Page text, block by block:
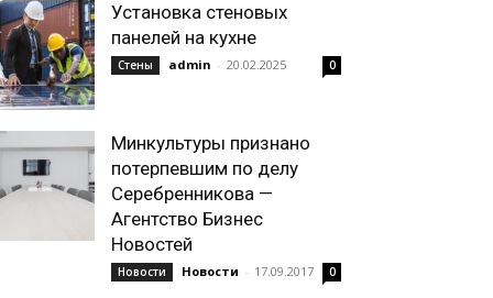
Установка стеновых
панелей на кухне
Стены admin - 20.02.2025 0
Минкультуры признано
потерпевшим по делу
Серебренникова —
Агентство Бизнес
Новостей
Новости Новости - 17.09.2017 0